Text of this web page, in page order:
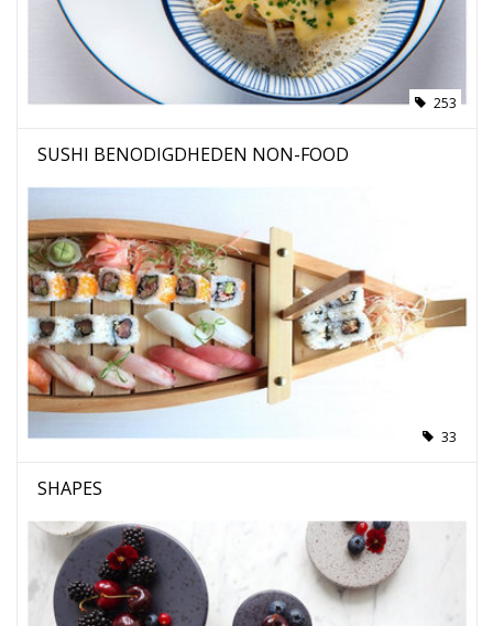
253
SUSHI BENODIGDHEDEN NON-FOOD
33
SHAPES